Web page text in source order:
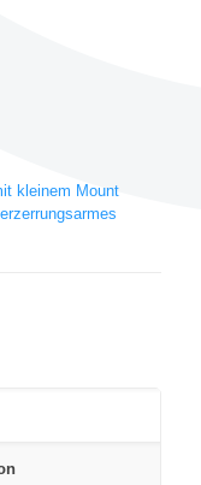
kleinem Mount